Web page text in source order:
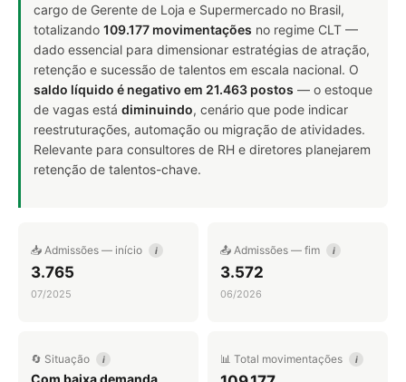
cargo de Gerente de Loja e Supermercado no Brasil,
totalizando 109.177 movimentações no regime CLT —
dado essencial para dimensionar estratégias de atração,
retenção e sucessão de talentos em escala nacional. O
saldo líquido é negativo em 21.463 postos — o estoque
de vagas está diminuindo, cenário que pode indicar
reestruturações, automação ou migração de atividades.
Relevante para consultores de RH e diretores planejarem
retenção de talentos-chave.
📥 Admissões — início i
3.765
07/2025
📤 Admissões — fim i
3.572
06/2026
🔄 Situação i
Com baixa demanda
📊 Total movimentações i